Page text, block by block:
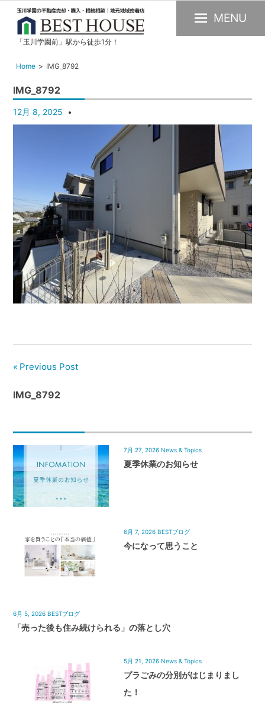
玉
川
園
の
不
売
却・
賃
貸・
管
理
｜
密
着
HOUSE
「玉川学園前」駅から徒歩1分！
MENU
Home IMG_8792
IMG_8792
12月 8, 2025
Previous Post
IMG_8792
7月 27, 2026 News & Topics
夏季休業のお知らせ
6月 7, 2026 BESTブログ
今になって思うこと
6月 5, 2026 BESTブログ
「売った後も住み続けられる」の落とし穴
5月 21, 2026 News & Topics
プラごみの分別がはじまりまし
た！